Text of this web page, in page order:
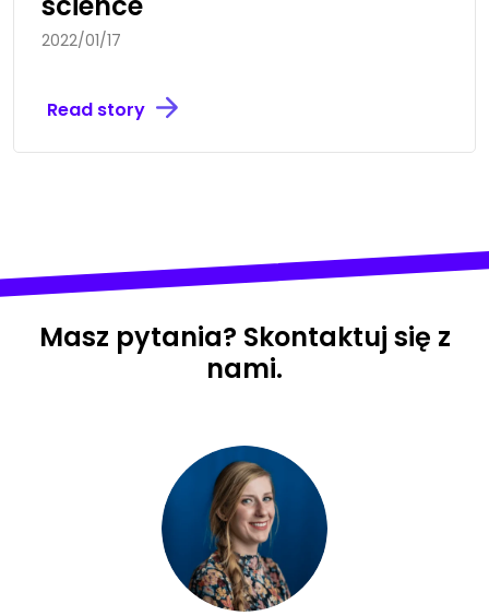
2022/01/17
Read story
Masz pytania? Skontaktuj się z
nami.